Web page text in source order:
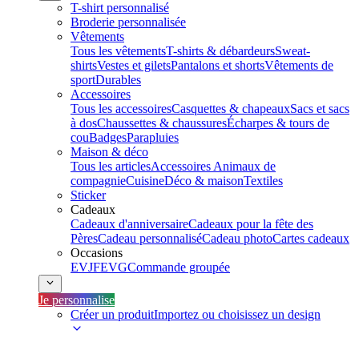
T-shirt personnalisé
Broderie personnalisée
Vêtements
Tous les vêtementsT-shirts & débardeursSweat-
shirtsVestes et giletsPantalons et shortsVêtements de
sportDurables
Accessoires
Tous les accessoiresCasquettes & chapeauxSacs et sacs
à dosChaussettes & chaussuresÉcharpes & tours de
couBadgesParapluies
Maison & déco
Tous les articlesAccessoires Animaux de
compagnieCuisineDéco & maisonTextiles
Sticker
Cadeaux
Cadeaux d'anniversaireCadeaux pour la fête des
PèresCadeau personnaliséCadeau photoCartes cadeaux
Occasions
EVJFEVGCommande groupée
Je personnalise
Créer un produitImportez ou choisissez un design